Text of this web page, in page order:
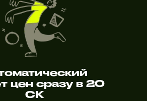
цен сразу в 20
СК